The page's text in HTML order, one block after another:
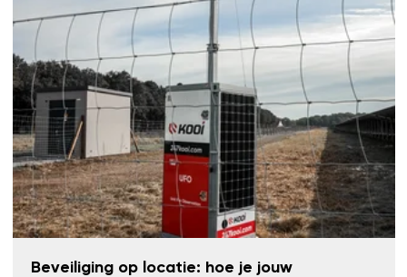
Beveiliging op locatie: hoe je jouw